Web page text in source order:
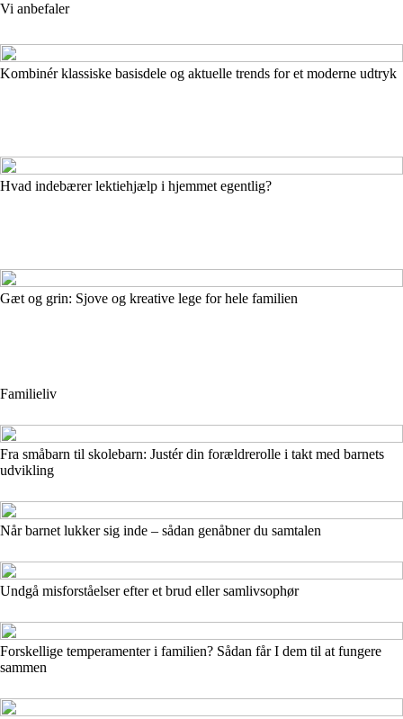
Vi anbefaler
Kombinér klassiske basisdele og aktuelle trends for et moderne udtryk
Hvad indebærer lektiehjælp i hjemmet egentlig?
Gæt og grin: Sjove og kreative lege for hele familien
Familieliv
Fra småbarn til skolebarn: Justér din forældrerolle i takt med barnets
udvikling
Når barnet lukker sig inde – sådan genåbner du samtalen
Undgå misforståelser efter et brud eller samlivsophør
Forskellige temperamenter i familien? Sådan får I dem til at fungere
sammen